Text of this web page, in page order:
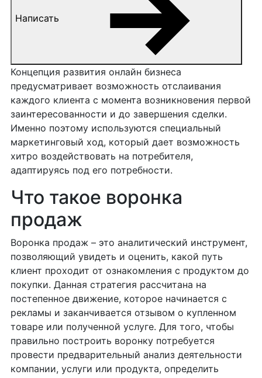
Написать
Концепция развития онлайн бизнеса
предусматривает возможность отслаивания
каждого клиента с момента возникновения первой
заинтересованности и до завершения сделки.
Именно поэтому используются специальный
маркетинговый ход, который дает возможность
хитро воздействовать на потребителя,
адаптируясь под его потребности.
Что такое воронка
продаж
Воронка продаж – это аналитический инструмент,
позволяющий увидеть и оценить, какой путь
клиент проходит от ознакомления с продуктом до
покупки. Данная стратегия рассчитана на
постепенное движение, которое начинается с
рекламы и заканчивается отзывом о купленном
товаре или полученной услуге. Для того, чтобы
правильно построить воронку потребуется
провести предварительный анализ деятельности
компании, услуги или продукта, определить